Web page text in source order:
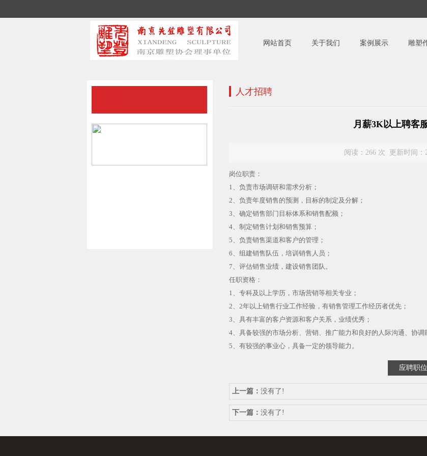
网站首页 关于我们 案例展示 雕塑
人才招聘
月薪3K以上聘客
阅读： 266 次 更新时间：
岗位职责：
1、负责市场调研和需求分析；
2、负责年度销售的预测，目标的制定及分解；
3、确定销售部门目标体系和销售配额；
4、制定销售计划和销售预算；
5、负责销售渠道和客户的管理；
6、组建销售队伍，培训销售人员；
7、评估销售业绩，建设销售团队。
任职资格：
1、专科及以上学历，市场营销等相关专业；
2、2年以上销售行业工作经验，有销售管理工作经历者优先；
3、具有丰富的客户资源和客户关系，业绩优秀；
4、具备较强的市场分析、营销、推广能力和良好的人际沟通、协调
5、有较强的事业心，具备一定的领导能力。
应聘职位
上一篇： 没有了!
下一篇： 没有了!